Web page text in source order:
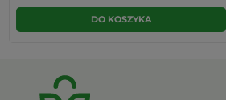
DO KOSZYKA